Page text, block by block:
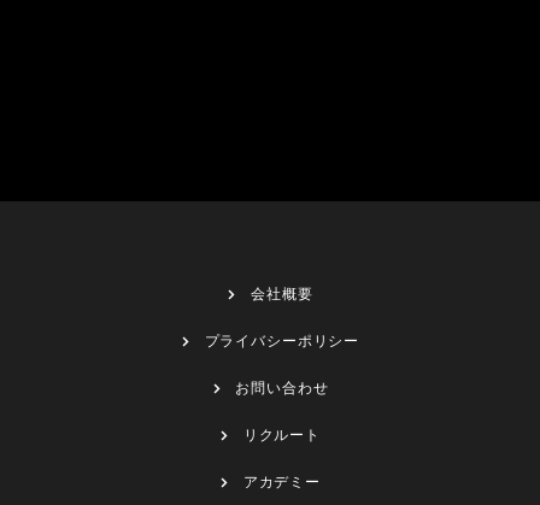
会社概要
プライバシーポリシー
お問い合わせ
リクルート
アカデミー